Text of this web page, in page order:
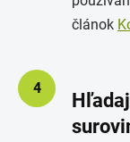
článok
4